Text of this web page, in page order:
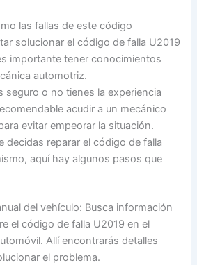
las fallas de este código
solucionar el código de falla U2019
importante tener conocimientos
automotriz.
seguro o no tienes la experiencia
acudir a un mecánico
evitar empeorar la situación.
decidas reparar el código de falla
aquí hay algunos pasos que
del vehículo: Busca información
el código de falla U2019 en el
Allí encontrarás detalles
el problema.